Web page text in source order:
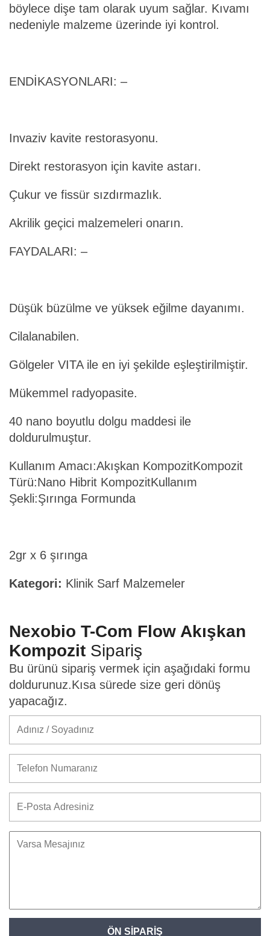
böylece dişe tam olarak uyum sağlar. Kıvamı
nedeniyle malzeme üzerinde iyi kontrol.
ENDİKASYONLARI: –
Invaziv kavite restorasyonu.
Direkt restorasyon için kavite astarı.
Çukur ve fissür sızdırmazlık.
Akrilik geçici malzemeleri onarın.
FAYDALARI: –
Düşük büzülme ve yüksek eğilme dayanımı.
Cilalanabilen.
Gölgeler VITA ile en iyi şekilde eşleştirilmiştir.
Mükemmel radyopasite.
40 nano boyutlu dolgu maddesi ile
doldurulmuştur.
Kullanım Amacı:Akışkan KompozitKompozit
Türü:Nano Hibrit KompozitKullanım
Şekli:Şırınga Formunda
2gr x 6 şırınga
Kategori: Klinik Sarf Malzemeler
Nexobio T-Com Flow Akışkan
Kompozit Sipariş
Bu ürünü sipariş vermek için aşağıdaki formu
doldurunuz.Kısa sürede size geri dönüş
yapacağız.